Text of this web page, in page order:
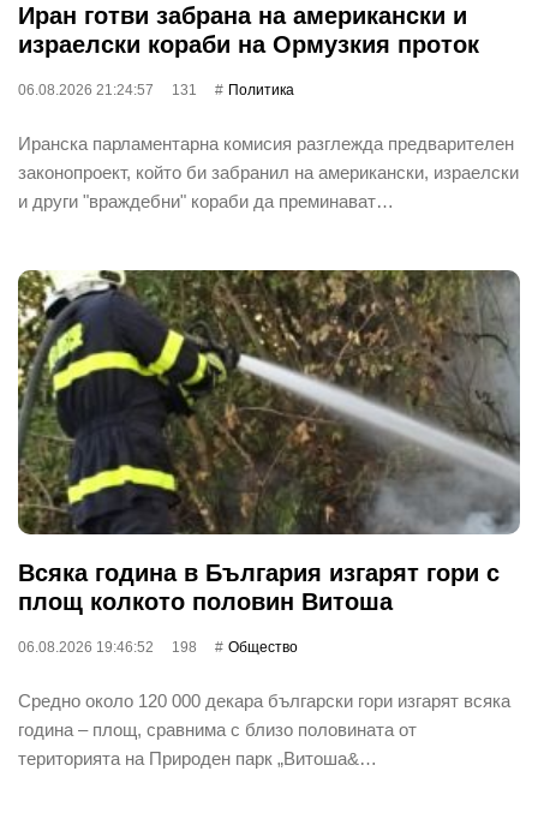
Иран готви забрана на американски и
израелски кораби на Ормузкия проток
06.08.2026 21:24:57 131 Политика
Иранска парламентарна комисия разглежда предварителен
законопроект, който би забранил на американски, израелски
и други "враждебни" кораби да преминават…
Всяка година в България изгарят гори с
площ колкото половин Витоша
06.08.2026 19:46:52 198 Общество
Средно около 120 000 декара български гори изгарят всяка
година – площ, сравнима с близо половината от
територията на Природен парк „Витоша&…